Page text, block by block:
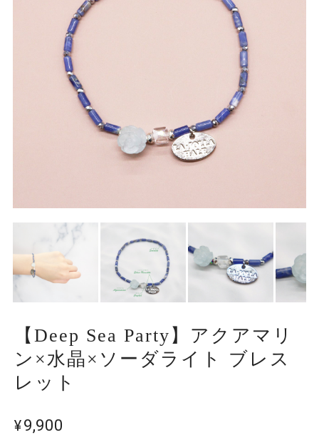
【Deep Sea Party】アクアマリ
ン×水晶×ソーダライト ブレス
レット
¥9,900